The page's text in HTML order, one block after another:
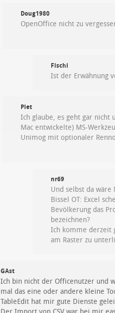
Doug1980
OpenOffice nicht zu
Fischi
Ist der Erwähnung
Piet
Ich glaube, es geht gar nicht
Mac entwickelte) MS-
Unimog mit optionaler
nr69
Und selbst da wäre
Bissel OT: Excel
Bevölkerung das
bezeichnen?
Ich komme derzeit
am Raster zu
GAst
Ich bin nicht der Officenutzer und
mal das eine oder andere kleine
TableEdit hat mir gute Dienste